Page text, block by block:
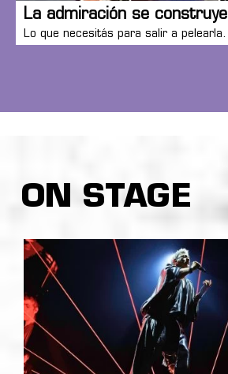
La admiración se construye
Lo que necesitás para salir a pelearla.
ON STAGE